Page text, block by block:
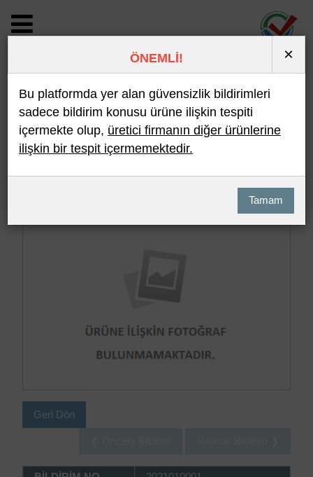
BİLDİRİM DETAYI
Son 10 Bildirim En Çok İncelenen
Geri Dön
ÖNEMLİ! ×
Bu platformda yer alan güvensizlik bildirimleri
sadece bildirim konusu ürüne ilişkin tespiti
içermekte olup, üretici firmanın diğer ürünlerine
ilişkin bir tespit içermemektedir.
Tamam